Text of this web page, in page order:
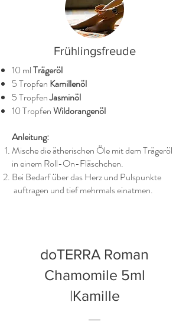
Frühlingsfreude
10 mlTrägeröl
5 Tropfen Kamillenöl
5 TropfenJasminöl
10 TropfenWildorangenöl
Anleitung:
Mische die ätherischen Öle mit dem Trägeröl
in einem Roll-On-Fläschchen.
Bei Bedarf über das Herz und Pulspunkte
auftragen und tief mehrmals einatmen.
doTERRA Roman
Chamomile 5ml
|Kamille